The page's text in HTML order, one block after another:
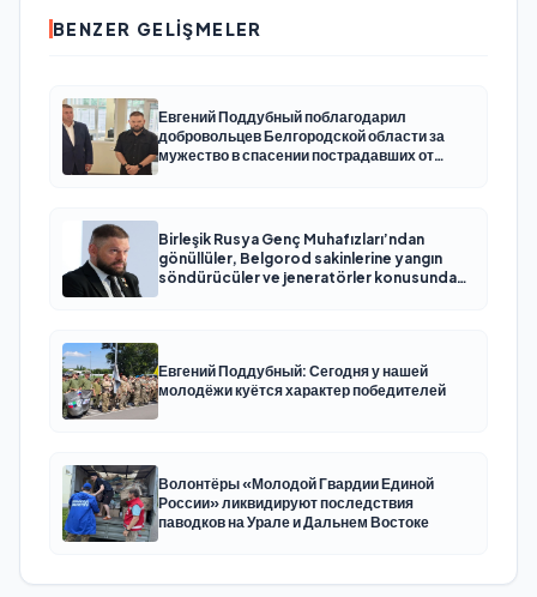
BENZER GELIŞMELER
Евгений Поддубный поблагодарил
добровольцев Белгородской области за
мужество в спасении пострадавших от
Birleşik Rusya Genç Muhafızları’ndan
gönüllüler, Belgorod sakinlerine yangın
söndürücüler ve jeneratörler konusunda
Евгений Поддубный: Сегодня у нашей
молодёжи куётся характер победителей
Волонтёры «Молодой Гвардии Единой
России» ликвидируют последствия
паводков на Урале и Дальнем Востоке